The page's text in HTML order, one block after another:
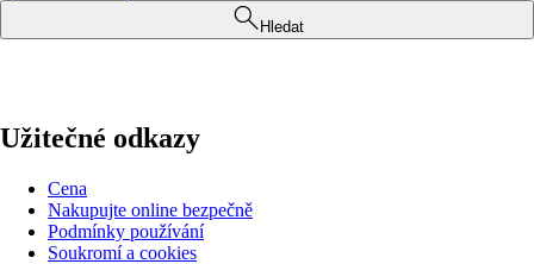
Hledat
Užitečné odkazy
Cena
Nakupujte online bezpečně
Podmínky používání
Soukromí a cookies